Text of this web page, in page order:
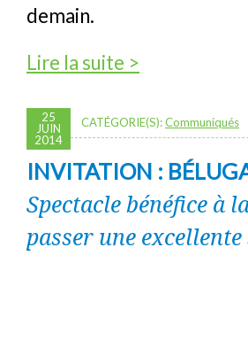
demain.
Lire la suite >
25
JUIN
2014
CATÉGORIE(S):Communiqués
INVITATION :
Spectacle bénéfice à
passer une